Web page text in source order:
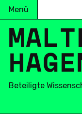
Menü
Beteiligte